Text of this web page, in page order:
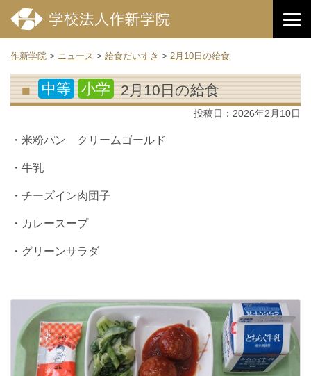
作新学院 > ニュース > 給食だいすき > 2月10日の給食
中等 小学 2月10日の給食
投稿日： 2026年2月10日
・米粉パン クリームゴールド
・牛乳
・チーズイン肉団子
・カレースープ
・グリーンサラダ